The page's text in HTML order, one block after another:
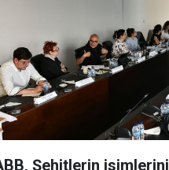
Şehitlerin isimlerini